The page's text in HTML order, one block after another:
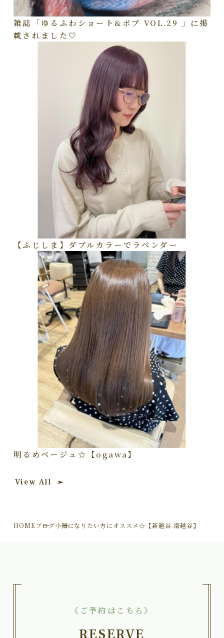
雑誌「ゆるふわショート&ボブ VOL.29 」に掲
載されました🤍
【ふじしま】ダブルカラーでラベンダー
明るめベージュ☆【ogawa】
View All
HOMEブログ小顔になりたい方にオススメ☆【新越谷.南越谷】
《ご予約はこちら》
RESERVE